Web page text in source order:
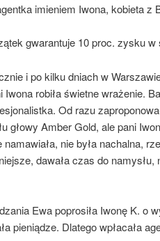
imieniem Iwona, kobieta z
gwarantuje 10 proc. zysku w
i po kilku dniach w
robiła świetne wrażenie.
Od razu
głowy Amber Gold, ale pani
nie była nachalna,
dawała czas do namysłu,
Ewa poprosiła Iwonę K. o
pieniądze. Dlatego wpłacała